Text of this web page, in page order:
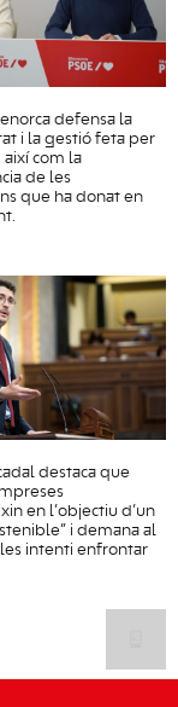
defensa la
i la gestió feta per
així com la
de les
que ha donat en
destaca que
en l’objectiu d’un
i demana al
les intenti enfrontar